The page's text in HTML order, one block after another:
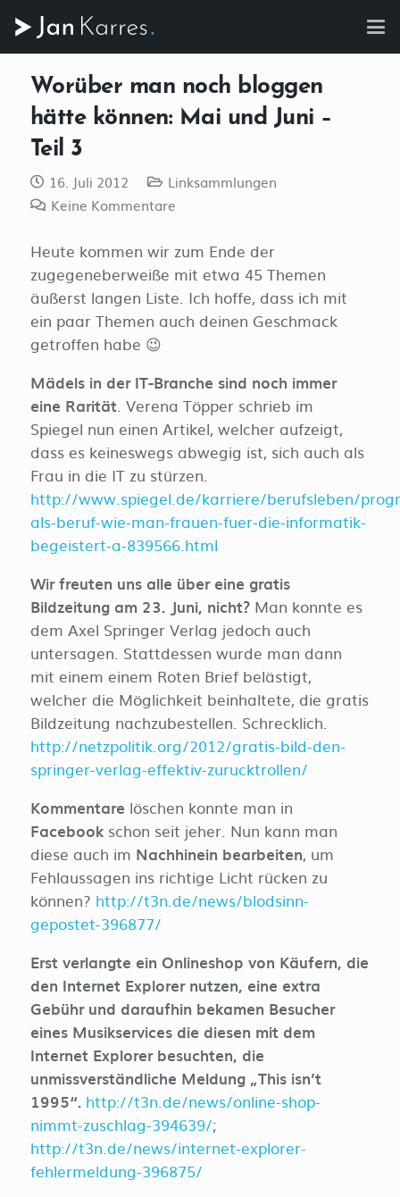
Worüber man noch bloggen
hätte können: Mai und Juni –
Teil 3
16. Juli 2012
Linksammlungen
Keine Kommentare
Heute kommen wir zum Ende der
zugegeneberweiße mit etwa 45 Themen
äußerst langen Liste. Ich hoffe, dass ich mit
ein paar Themen auch deinen Geschmack
getroffen habe 😉
Mädels in der IT-Branche sind noch immer
eine Rarität. Verena Töpper schrieb im
Spiegel nun einen Artikel, welcher aufzeigt,
dass es keineswegs abwegig ist, sich auch als
Frau in die IT zu stürzen.
http://www.spiegel.de/karriere/berufsleben/
als-beruf-wie-man-frauen-fuer-die-informatik-
begeistert-a-839566.html
Wir freuten uns alle über eine gratis
Bildzeitung am 23. Juni, nicht? Man konnte es
dem Axel Springer Verlag jedoch auch
untersagen. Stattdessen wurde man dann
mit einem einem Roten Brief belästigt,
welcher die Möglichkeit beinhaltete, die gratis
Bildzeitung nachzubestellen. Schrecklich.
http://netzpolitik.org/2012/gratis-bild-den-
springer-verlag-effektiv-zurucktrollen/
Kommentare löschen konnte man in
Facebook schon seit jeher. Nun kann man
diese auch im Nachhinein bearbeiten, um
Fehlaussagen ins richtige Licht rücken zu
können? http://t3n.de/news/blodsinn-
gepostet-396877/
Erst verlangte ein Onlineshop von Käufern, die
den Internet Explorer nutzen, eine extra
Gebühr und daraufhin bekamen Besucher
eines Musikservices die diesen mit dem
Internet Explorer besuchten, die
unmissverständliche Meldung „This isn’t
1995“. http://t3n.de/news/online-shop-
nimmt-zuschlag-394639/;
http://t3n.de/news/internet-explorer-
fehlermeldung-396875/